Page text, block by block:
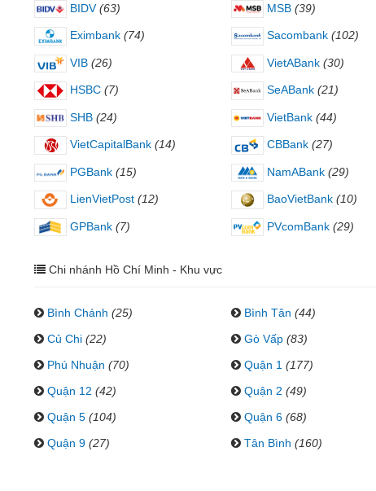
BIDV (63) MSB (39)
Eximbank (74) Sacombank (102)
VIB (26) VietABank (30)
HSBC (7) SeABank (21)
SHB (24) VietBank (44)
VietCapitalBank (14) CBBank (27)
PGBank (15) NamABank (29)
LienVietPost (12) BaoVietBank (10)
GPBank (7) PVcomBank (29)
Chi nhánh Hồ Chí Minh - Khu vực
Bình Chánh (25) Bình Tân (44)
Củ Chi (22) Gò Vấp (83)
Phú Nhuận (70) Quận 1 (177)
Quận 12 (42) Quận 2 (49)
Quận 5 (104) Quận 6 (68)
Quận 9 (27) Tân Bình (160)